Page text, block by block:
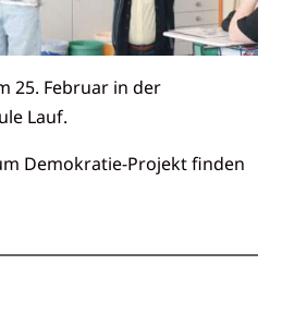
25. Februar in der
Lauf.
Demokratie-Projekt finden